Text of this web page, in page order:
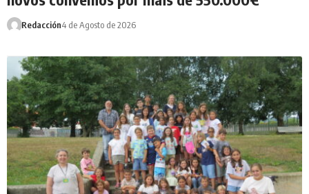
Redacción4 de Agosto de 2026